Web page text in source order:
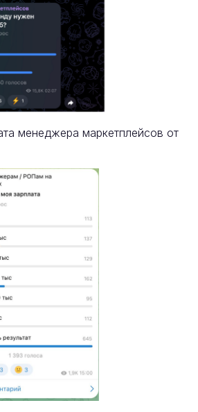
менеджера маркетплейсов от